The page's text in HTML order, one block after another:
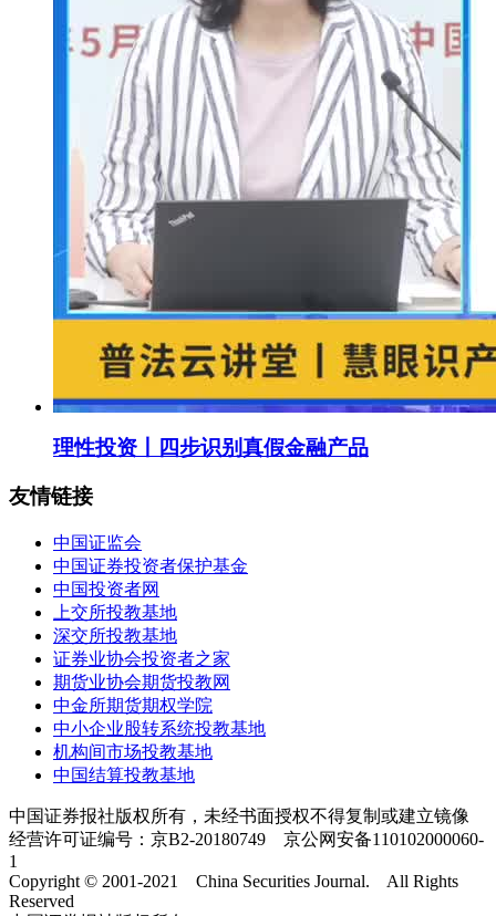
理性投资丨四步识别真假金融产品
友情链接
中国证监会
中国证券投资者保护基金
中国投资者网
上交所投教基地
深交所投教基地
证券业协会投资者之家
期货业协会期货投教网
中金所期货期权学院
中小企业股转系统投教基地
机构间市场投教基地
中国结算投教基地
中国证券报社版权所有，未经书面授权不得复制或建立镜像
经营许可证编号：京B2-20180749 京公网安备110102000060-
1
Copyright © 2001-2021 China Securities Journal. All Rights
Reserved